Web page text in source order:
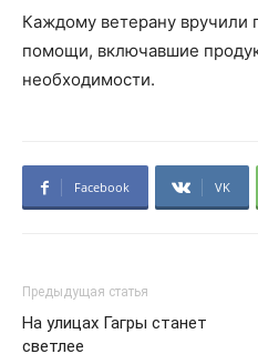
Каждому ветерану вручили
помощи, включавшие
необходимости.
Facebook VK
Предыдущая статья
На улицах Гагры станет
светлее